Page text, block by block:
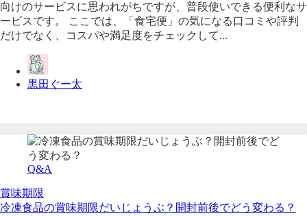
向けのサービスに思われがちですが、普段使いできる便利なサ
ービスです。 ここでは、「食宅便」の気になる口コミや評判
だけでなく、コスパや満足度をチェックして...
黒田ぐー太
Q&A
賞味期限
冷凍食品の賞味期限だいじょうぶ？開封前後でどう変わる？